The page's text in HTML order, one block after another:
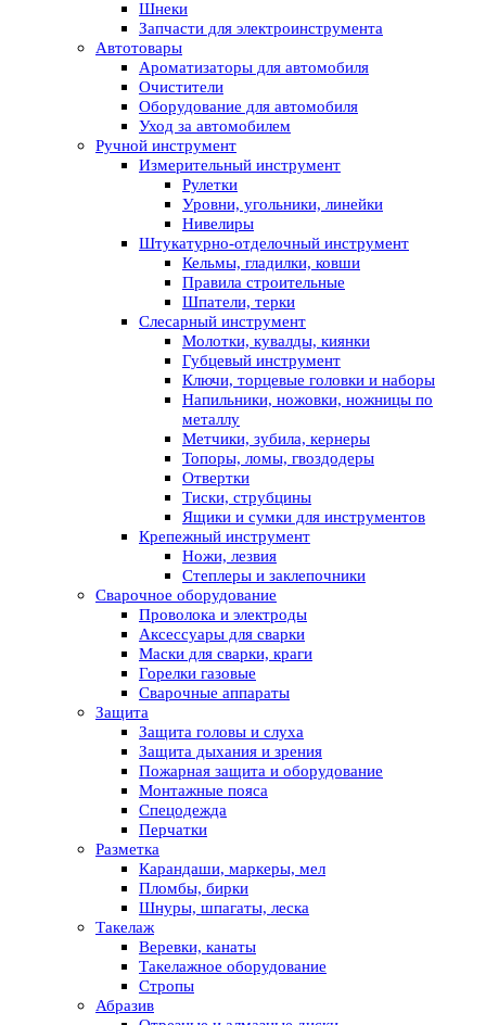
Шнеки
Запчасти для электроинструмента
Автотовары
Ароматизаторы для автомобиля
Очистители
Оборудование для автомобиля
Уход за автомобилем
Ручной инструмент
Измерительный инструмент
Рулетки
Уровни, угольники, линейки
Нивелиры
Штукатурно-отделочный инструмент
Кельмы, гладилки, ковши
Правила строительные
Шпатели, терки
Слесарный инструмент
Молотки, кувалды, киянки
Губцевый инструмент
Ключи, торцевые головки и наборы
Напильники, ножовки, ножницы по
металлу
Метчики, зубила, кернеры
Топоры, ломы, гвоздодеры
Отвертки
Тиски, струбцины
Ящики и сумки для инструментов
Крепежный инструмент
Ножи, лезвия
Степлеры и заклепочники
Сварочное оборудование
Проволока и электроды
Аксессуары для сварки
Маски для сварки, краги
Горелки газовые
Сварочные аппараты
Защита
Защита головы и слуха
Защита дыхания и зрения
Пожарная защита и оборудование
Монтажные пояса
Спецодежда
Перчатки
Разметка
Карандаши, маркеры, мел
Пломбы, бирки
Шнуры, шпагаты, леска
Такелаж
Веревки, канаты
Такелажное оборудование
Стропы
Абразив